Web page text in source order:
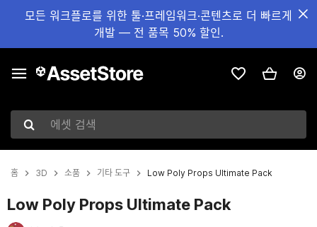
모든 워크플로를 위한 툴·프레임워크·콘텐츠로 더 빠르게
개발 — 전 품목 50% 할인.
에셋 검색
홈 3D 소품 기타 도구 Low Poly Props Ultimate Pack
Low Poly Props Ultimate Pack